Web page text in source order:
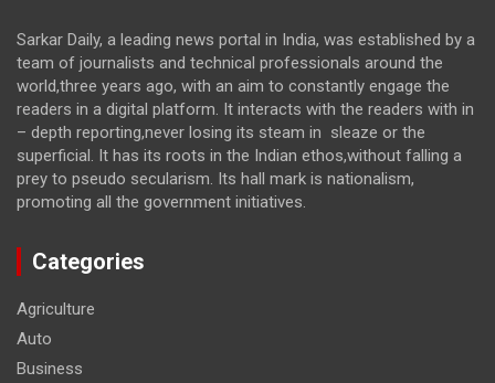
Sarkar Daily, a leading news portal in India, was established by a
team of journalists and technical professionals around the
world,three years ago, with an aim to constantly engage the
readers in a digital platform. It interacts with the readers with in
– depth reporting,never losing its steam in sleaze or the
superficial. It has its roots in the Indian ethos,without falling a
prey to pseudo secularism. Its hall mark is nationalism,
promoting all the government initiatives.
Categories
Agriculture
Auto
Business